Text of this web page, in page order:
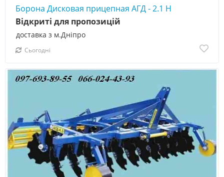
Борона Дисковая прицепная АГД - 2.1 Н
доставка з м.Дніпро
Відкриті для пропозицій
Сьогодні